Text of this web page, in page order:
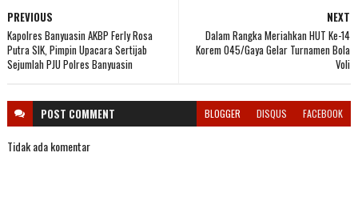
NEXT
Dalam Rangka Meriahkan HUT Ke-14
Korem 045/Gaya Gelar Turnamen Bola
Voli
PREVIOUS
Kapolres Banyuasin AKBP Ferly Rosa
Putra SIK, Pimpin Upacara Sertijab
Sejumlah PJU Polres Banyuasin
POST COMMENT BLOGGER DISQUS FACEBOOK
Tidak ada komentar